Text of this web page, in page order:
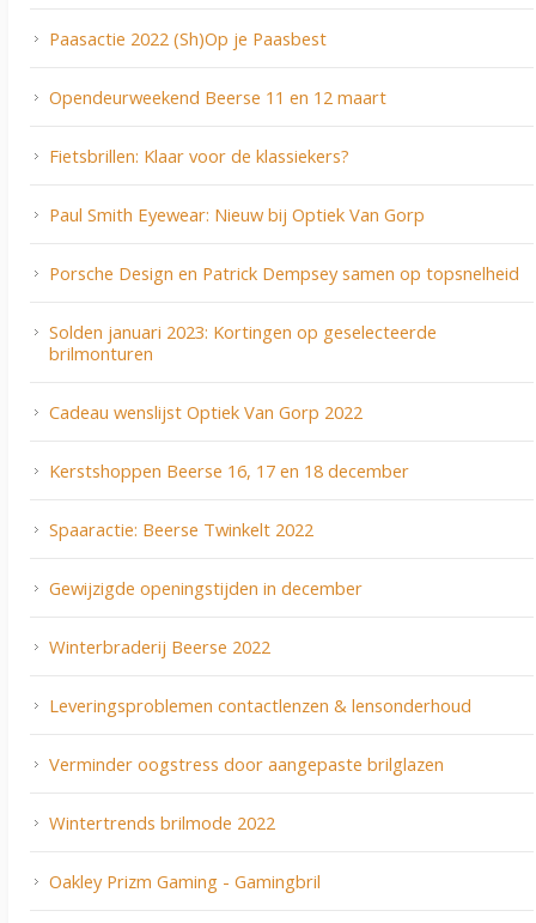
Paasactie 2022 (Sh)Op je Paasbest
Opendeurweekend Beerse 11 en 12 maart
Fietsbrillen: Klaar voor de klassiekers?
Paul Smith Eyewear: Nieuw bij Optiek Van Gorp
Porsche Design en Patrick Dempsey samen op topsnelheid
Solden januari 2023: Kortingen op geselecteerde
brilmonturen
Cadeau wenslijst Optiek Van Gorp 2022
Kerstshoppen Beerse 16, 17 en 18 december
Spaaractie: Beerse Twinkelt 2022
Gewijzigde openingstijden in december
Winterbraderij Beerse 2022
Leveringsproblemen contactlenzen & lensonderhoud
Verminder oogstress door aangepaste brilglazen
Wintertrends brilmode 2022
Oakley Prizm Gaming - Gamingbril